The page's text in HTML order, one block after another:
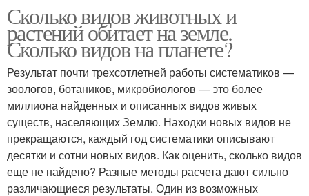
Сколько видов животных и
растений обитает на земле.
Сколько видов на планете?
Результат почти трехсотлетней работы систематиков —
зоологов, ботаников, микробиологов — это более
миллиона найденных и описанных видов живых
существ, населяющих Землю. Находки новых видов не
прекращаются, каждый год систематики описывают
десятки и сотни новых видов. Как оценить, сколько видов
еще не найдено? Разные методы расчета дают сильно
различающиеся результаты. Один из возможных